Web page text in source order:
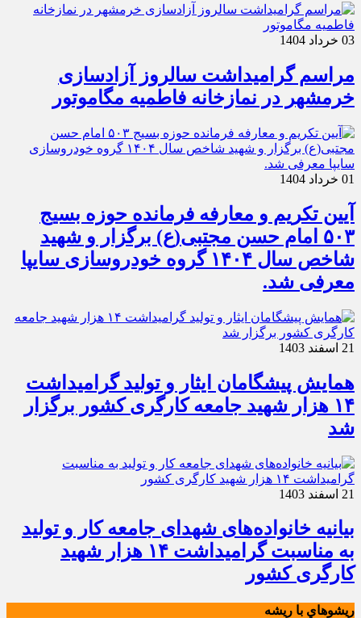
03 خرداد 1404
مراسم گرامیداشت سالروز آزادسازی
خرمشهر در نمازخانه فاطمیه مگاموتور
01 خرداد 1404
آیین تکریم و معارفه فرمانده حوزه بسیج
۵۰۳ امام حسن مجتبی(ع) برگزار و شهید
شاخص سال ۱۴۰۴ گروه خودروسازی سایپا
معرفی شد.
21 اسفند 1403
همایش پیشگامان ایثار و تولید گرامیداشت
۱۴ هزار شهید جامعه کارگری کشور برگزار
شد
21 اسفند 1403
بیانیه خانواده‌های شهدای جامعه کار و تولید
به مناسبت گرامیداشت ۱۴ هزار شهید
کارگری کشور
ريشوهاي با ريشه